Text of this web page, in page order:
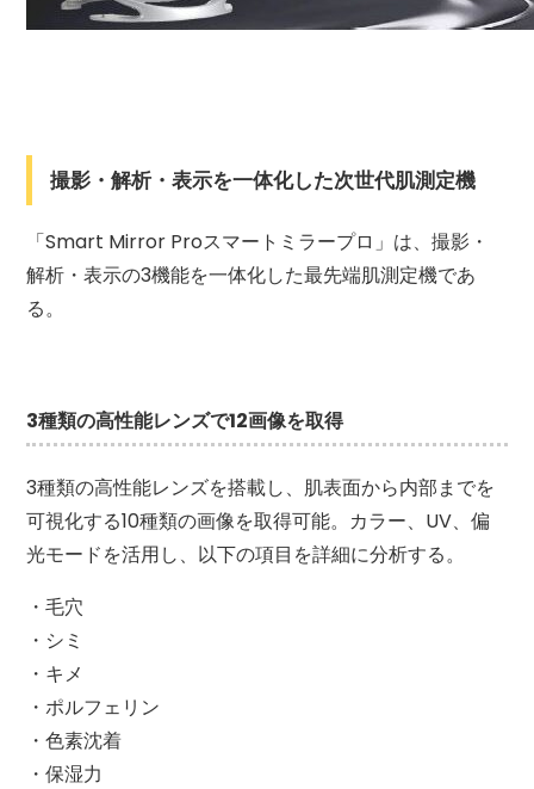
撮影・解析・表示を一体化した次世代肌測定機
「Smart Mirror Proスマートミラープロ」は、撮影・
解析・表示の3機能を一体化した最先端肌測定機であ
る。
3種類の高性能レンズで12画像を取得
3種類の高性能レンズを搭載し、肌表面から内部までを
可視化する10種類の画像を取得可能。カラー、UV、偏
光モードを活用し、以下の項目を詳細に分析する。
・毛穴
・シミ
・キメ
・ポルフェリン
・色素沈着
・保湿力